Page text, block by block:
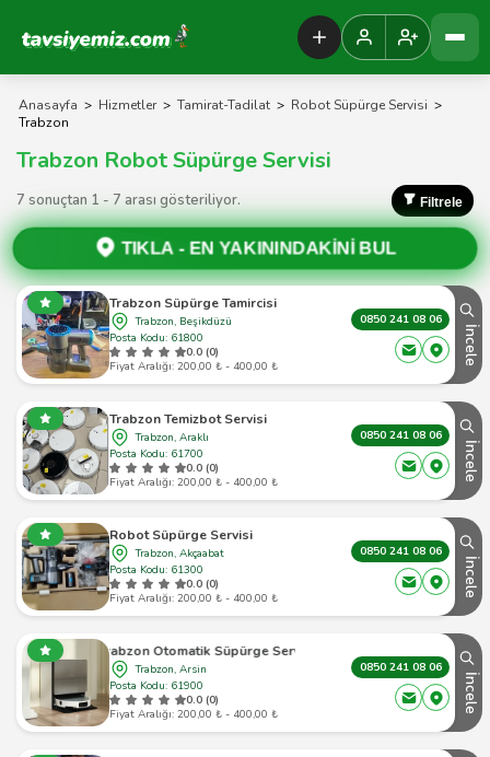
Tavsiyemiz Anasayfa
Anasayfa > Hizmetler > Tamirat-Tadilat > Robot Süpürge Servisi >
Trabzon
Trabzon Robot Süpürge Servisi
7 sonuçtan 1 - 7 arası gösteriliyor. Filtrele
TIKLA - EN YAKININDAKİNİ BUL
Trabzon Süpürge Tamircisi
Trabzon, Beşikdüzü
Posta Kodu: 61800
0.0 (0)
Fiyat Aralığı: 200,00 ₺ - 400,00 ₺
0850 241 08 06
İncele
Trabzon Temizbot Servisi
Trabzon, Araklı
Posta Kodu: 61700
0.0 (0)
Fiyat Aralığı: 200,00 ₺ - 400,00 ₺
0850 241 08 06
İncele
Robot Süpürge Servisi
Trabzon, Akçaabat
Posta Kodu: 61300
0.0 (0)
Fiyat Aralığı: 200,00 ₺ - 400,00 ₺
0850 241 08 06
İncele
Trabzon Otomatik Süpürge Servisi
Trabzon, Arsin
Posta Kodu: 61900
0.0 (0)
Fiyat Aralığı: 200,00 ₺ - 400,00 ₺
0850 241 08 06
İncele